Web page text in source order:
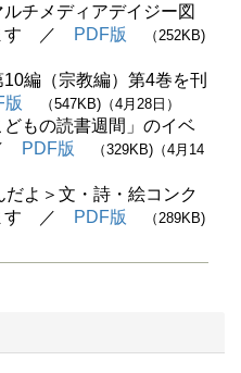
チメディアデイジー図
す ／
PDF版
（252KB)
10編（宗教編）第4巻を刊
版 （547KB)（4月28日）
もの読書週間」のイベ
PDF版
（329KB)（4月14
よ＞文・詩・絵コンク
す ／
PDF版
（289KB)